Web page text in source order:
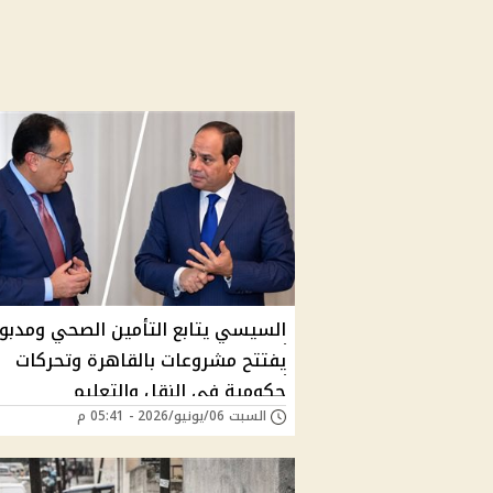
السيسي يتابع التأمين الصحي
يفتتح مشروعات بالقاهرة وتحركات
حكومية في النقل والتعليم
السبت 06/يونيو/2026 - 05:41 م